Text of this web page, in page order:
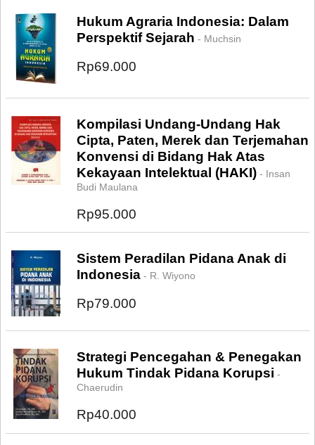
Hukum Agraria Indonesia: Dalam
Perspektif Sejarah - Muchsin
Rp69.000
Kompilasi Undang-Undang Hak
Cipta, Paten, Merek dan Terjemahan
Konvensi di Bidang Hak Atas
Kekayaan Intelektual (HAKI) - Insan
Budi Maulana
Rp95.000
Sistem Peradilan Pidana Anak di
Indonesia - R. Wiyono
Rp79.000
Strategi Pencegahan & Penegakan
Hukum Tindak Pidana Korupsi -
Chaerudin
Rp40.000